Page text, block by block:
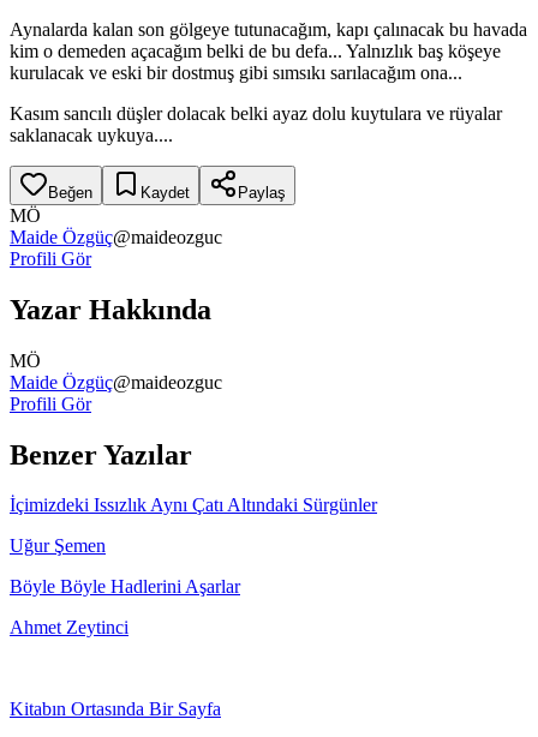
Aynalarda kalan son gölgeye tutunacağım, kapı çalınacak bu havada
kim o demeden açacağım belki de bu defa... Yalnızlık baş köşeye
kurulacak ve eski bir dostmuş gibi sımsıkı sarılacağım ona...
Kasım sancılı düşler dolacak belki ayaz dolu kuytulara ve rüyalar
saklanacak uykuya....
Beğen Kaydet Paylaş
MÖ
Maide Özgüç@maideozguc
Profili Gör
Yazar Hakkında
MÖ
Maide Özgüç@maideozguc
Profili Gör
Benzer Yazılar
İçimizdeki Issızlık Aynı Çatı Altındaki Sürgünler
Uğur Şemen
Böyle Böyle Hadlerini Aşarlar
Ahmet Zeytinci
Kitabın Ortasında Bir Sayfa